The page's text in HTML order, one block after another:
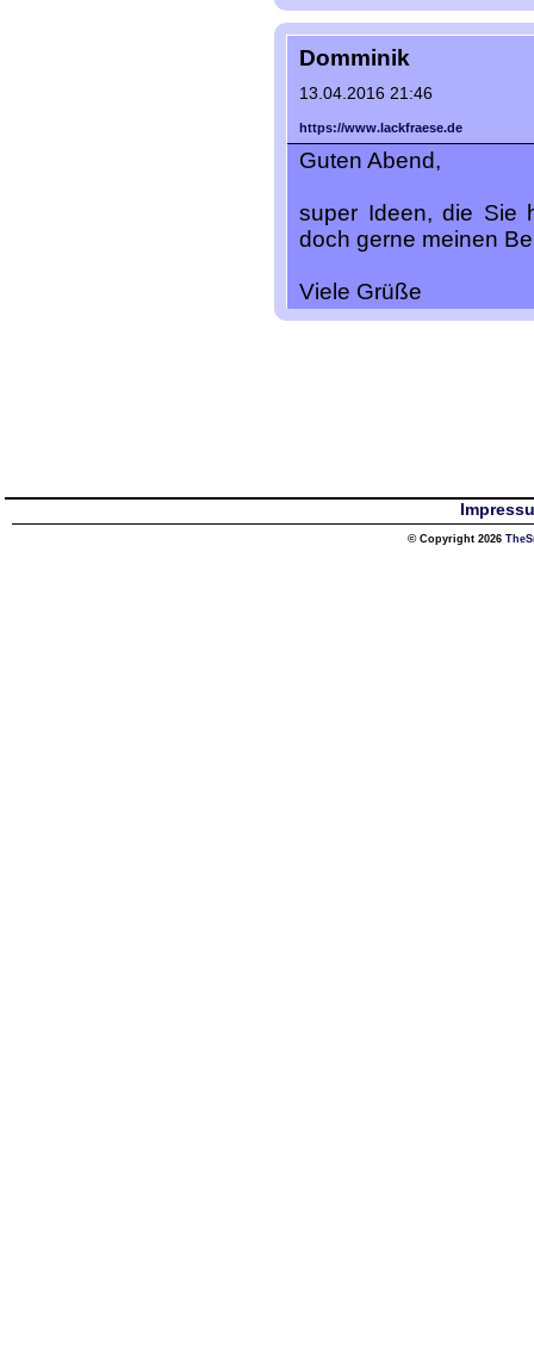
Domminik
13.04.2016 21:46
https://www.lackfraese.de
Guten Abend,
super Ideen, die Sie
doch gerne meinen
Viele Grüße
© Copyright 2026